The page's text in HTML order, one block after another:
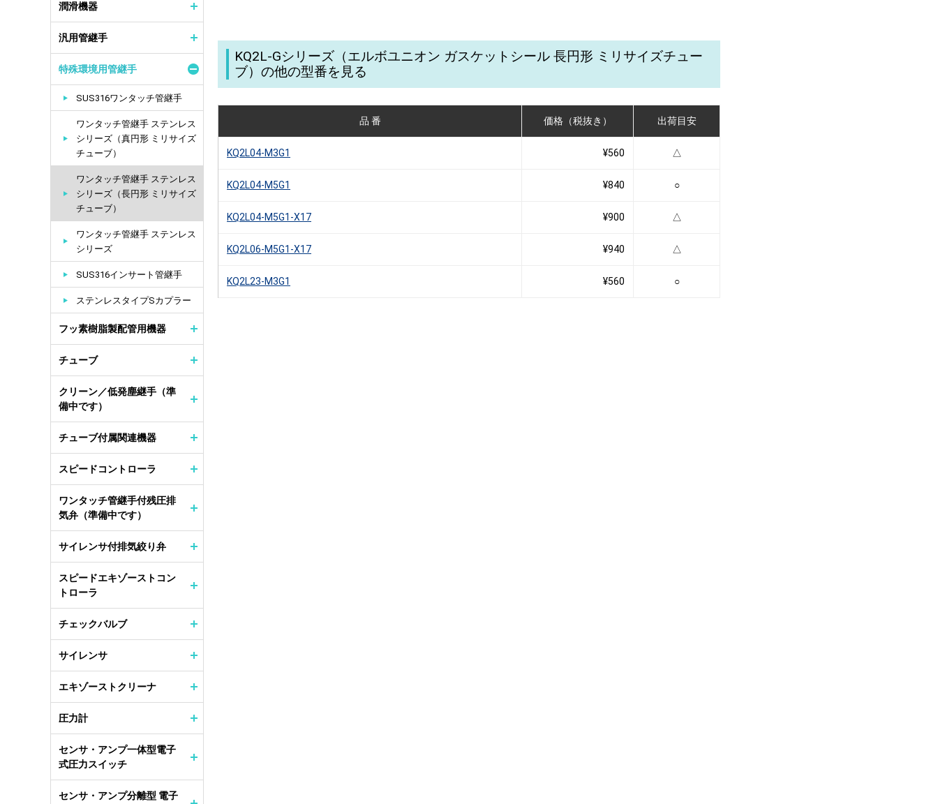
KQ2L-Gシリーズ（エルボユニオン ガスケットシール 長円形 ミリサイズチュー
ブ）の他の型番を見る
品 番 価格（税抜き） 出荷目安
KQ2L04-M3G1 ¥560 △
KQ2L04-M5G1 ¥840 ○
KQ2L04-M5G1-X17 ¥900 △
KQ2L06-M5G1-X17 ¥940 △
KQ2L23-M3G1 ¥560 ○
潤滑機器
汎用管継手
特殊環境用管継手
SUS316ワンタッチ管継手
ワンタッチ管継手 ステンレス
シリーズ（真円形 ミリサイズ
チューブ）
ワンタッチ管継手 ステンレス
シリーズ（長円形 ミリサイズ
チューブ）
ワンタッチ管継手 ステンレス
シリーズ
SUS316インサート管継手
ステンレスタイプSカプラー
フッ素樹脂製配管用機器
チューブ
クリーン／低発塵継手（準
備中です）
チューブ付属関連機器
スピードコントローラ
ワンタッチ管継手付残圧排
気弁（準備中です）
サイレンサ付排気絞り弁
スピードエキゾーストコン
トローラ
チェックバルブ
サイレンサ
エキゾーストクリーナ
圧力計
センサ・アンプ一体型電子
式圧力スイッチ
センサ・アンプ分離型 電子